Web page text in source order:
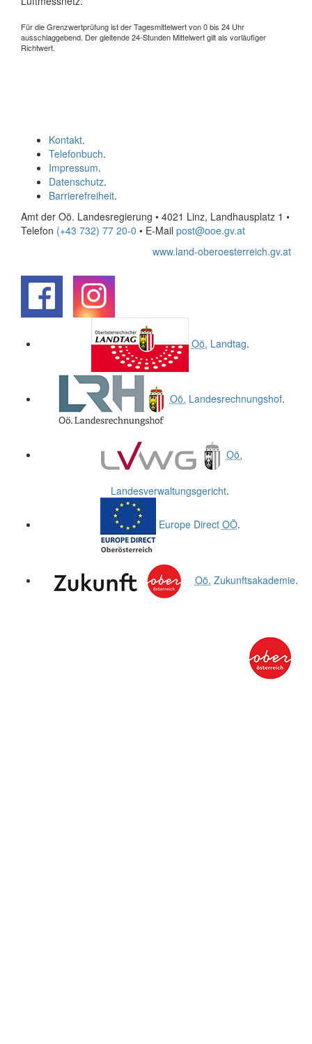
Für die Grenzwertprüfung ist der Tagesmittelwert von 0 bis 24 Uhr
ausschlaggebend. Der gleitende 24-Stunden Mittelwert gilt als vorläufiger
Richtwert.
Kontakt.
Telefonbuch.
Impressum.
Datenschutz.
Barrierefreiheit.
Amt der Oö. Landesregierung • 4021 Linz, Landhausplatz 1 •
Telefon (+43 732) 77 20-0 • E-Mail post@ooe.gv.at
www.land-oberoesterreich.gv.at
Oö. Landtag.
Oö. Landesrechnungshof.
Oö.
Landesverwaltungsgericht.
Europe Direct OÖ.
Oö. Zukunftsakademie.